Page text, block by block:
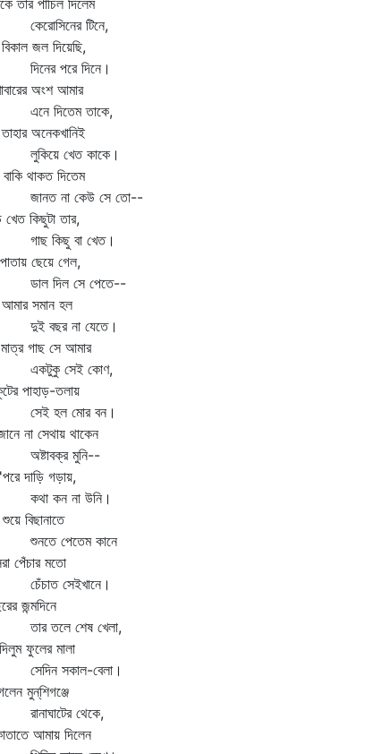
তার পাঁচিল দিলেম
টিনে,
জল দিয়েছি,
পরে দিনে।
অংশ আমার
দিতেম তাকে,
অনেকখানিই
খেত কাকে।
থাকত দিতেম
না কেউ সে তো--
খেত কিছুটা তার,
কিছু বা খেত।
ছেয়ে গেল,
দিল সে পেতে--
আমার সমান হল
বছর না যেতে।
গাছ সে আমার
সেই কোণ,
পাহাড়-তলায়
হল মোর বন।
না সেথায় থাকেন
মুনি--
দাড়ি গড়ায়,
কন না উনি।
বিছানাতে
পেতেম কানে
পেঁচার মতো
সেইখানে।
জন্মদিনে
তলে শেষ খেলা,
ফুলের মালা
সকাল-বেলা।
মুন্‌শিগঞ্জে
থেকে,
আমায় দিলেন